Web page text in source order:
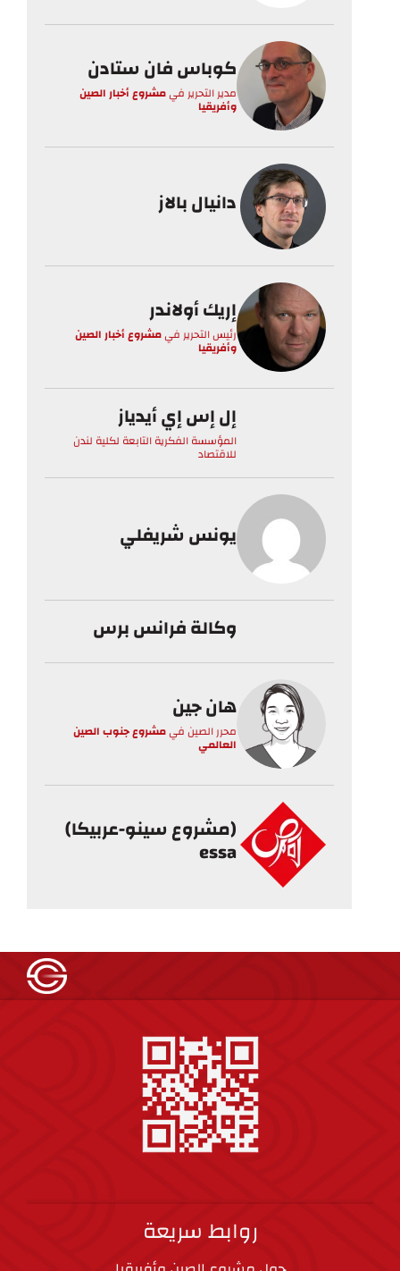
كوباس فان ستادن
مدير التحرير فيمشروع أخبار الصين
وأفريقيا
دانيال بالاز
إريك أولاندر
رئيس التحرير فيمشروع أخبار الصين
وأفريقيا
إل إس إي أيدياز
المؤسسة الفكرية التابعة لكلية لندن
للاقتصاد
يونس شريفلي
وكالة فرانس برس
هان جين
محرر الصينفيمشروع جنوب الصين
العالمي
(مشروع سينو-عربيكا)
essa
روابط سريعة